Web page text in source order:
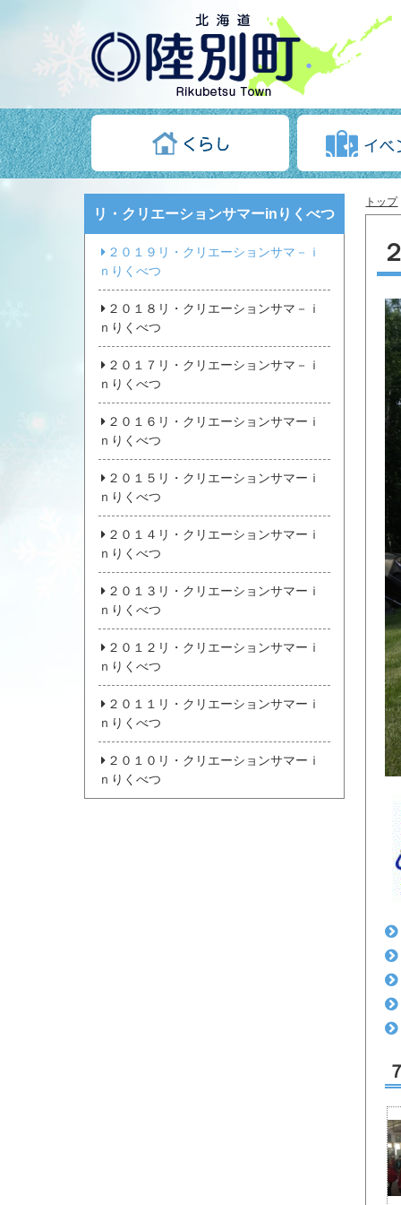
トップ
リ・クリエーションサマーinりくべつ
２０１９リ・クリエーションサマ－ｉ
ｎりくべつ
２０１８リ・クリエーションサマ－ｉ
ｎりくべつ
２０１７リ・クリエーションサマ－ｉ
ｎりくべつ
２０１６リ・クリエーションサマーｉ
ｎりくべつ
２０１５リ・クリエーションサマーｉ
ｎりくべつ
２０１４リ・クリエーションサマーｉ
ｎりくべつ
２０１３リ・クリエーションサマーｉ
ｎりくべつ
２０１２リ・クリエーションサマーｉ
ｎりくべつ
２０１１リ・クリエーションサマーｉ
ｎりくべつ
２０１０リ・クリエーションサマーｉ
ｎりくべつ